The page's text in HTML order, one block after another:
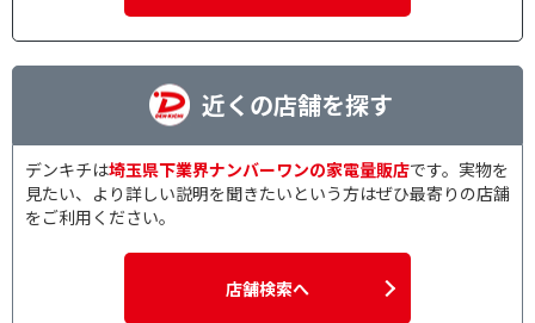
近くの店舗を探す
デンキチは埼玉県下業界ナンバーワンの家電量販店です。実物を
見たい、より詳しい説明を聞きたいという方はぜひ最寄りの店舗
をご利用ください。
店舗検索へ